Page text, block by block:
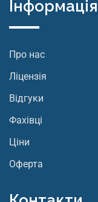
Інформація
Про нас
Ліцензія
Відгуки
Фахівці
Ціни
Оферта